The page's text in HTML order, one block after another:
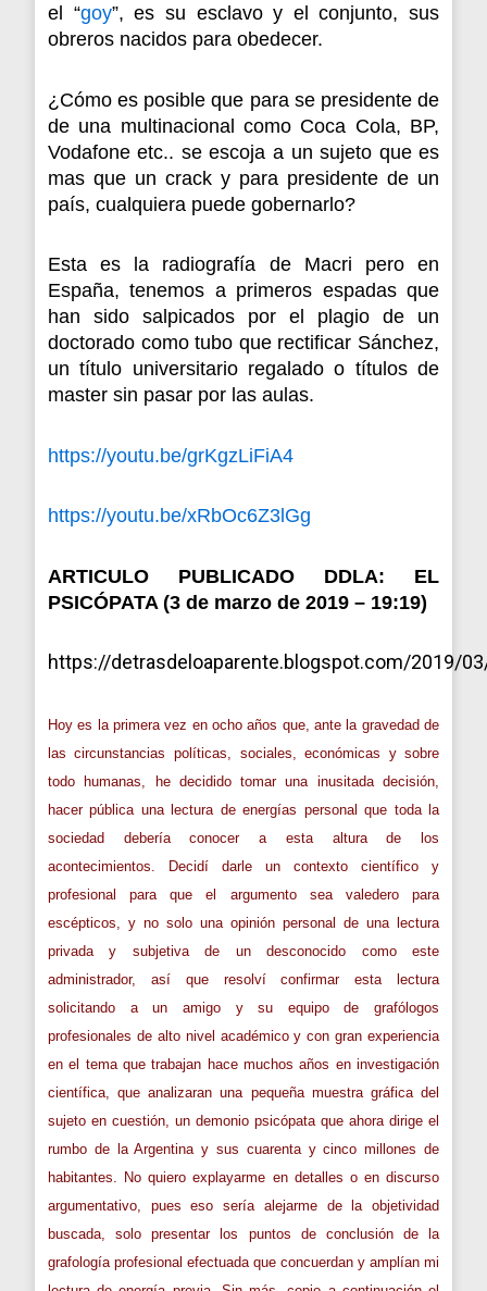
el “goy”, es su esclavo y el conjunto, sus
obreros nacidos para obedecer.
¿Cómo es posible que para se presidente de
de una multinacional como Coca Cola, BP,
Vodafone etc.. se escoja a un sujeto que es
mas que un crack y para presidente de un
país, cualquiera puede gobernarlo?
Esta es la radiografía de Macri pero en
España, tenemos a primeros espadas que
han sido salpicados por el plagio de un
doctorado como tubo que rectificar Sánchez,
un título universitario regalado o títulos de
master sin pasar por las aulas.
https://youtu.be/grKgzLiFiA4
https://youtu.be/xRbOc6Z3lGg
ARTICULO PUBLICADO DDLA: EL
PSICÓPATA (3 de marzo de 2019 – 19:19)
https://detrasdeloaparente.blogspot.com/2019/
Hoy es la primera vez en ocho años que, ante la gravedad de
las circunstancias políticas, sociales, económicas y sobre
todo humanas, he decidido tomar una inusitada decisión,
hacer pública una lectura de energías personal que toda la
sociedad debería conocer a esta altura de los
acontecimientos. Decidí darle un contexto científico y
profesional para que el argumento sea valedero para
escépticos, y no solo una opinión personal de una lectura
privada y subjetiva de un desconocido como este
administrador, así que resolví confirmar esta lectura
solicitando a un amigo y su equipo de grafólogos
profesionales de alto nivel académico y con gran experiencia
en el tema que trabajan hace muchos años en investigación
científica, que analizaran una pequeña muestra gráfica del
sujeto en cuestión, un demonio psicópata que ahora dirige el
rumbo de la Argentina y sus cuarenta y cinco millones de
habitantes. No quiero explayarme en detalles o en discurso
argumentativo, pues eso sería alejarme de la objetividad
buscada, solo presentar los puntos de conclusión de la
grafología profesional efectuada que concuerdan y amplían mi